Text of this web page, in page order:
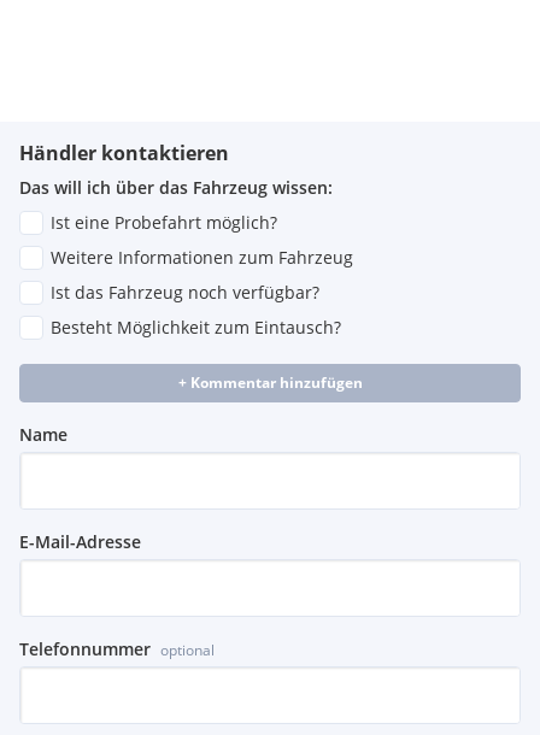
Kopfstützen im Fond 3-fach
Innenlichtautomatik
Sitzbank und Sitzlehne hinten geteilt umlegbar
Handschuhfach abschließbar und kühlbar
Sonderfarbe
Händler kontaktieren
Das will ich über das Fahrzeug wissen:
Ist eine Probefahrt möglich?
Weitere Informationen zum Fahrzeug
Ist das Fahrzeug noch verfügbar?
Besteht Möglichkeit zum Eintausch?
+ Kommentar hinzufügen
Name
E-Mail-Adresse
Telefonnummer optional